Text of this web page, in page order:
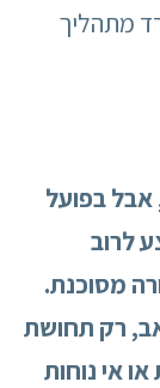
מתהליך
בפועל
לרוב
מסוכנת.
רק תחושת
אי נוחות